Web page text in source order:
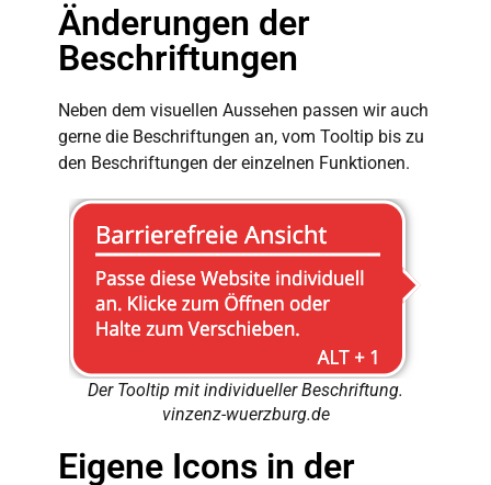
Änderungen der
Beschriftungen
Neben dem visuellen Aussehen passen wir auch
gerne die Beschriftungen an, vom Tooltip bis zu
den Beschriftungen der einzelnen Funktionen.
Der Tooltip mit individueller Beschriftung.
vinzenz-wuerzburg.de
Eigene Icons in der